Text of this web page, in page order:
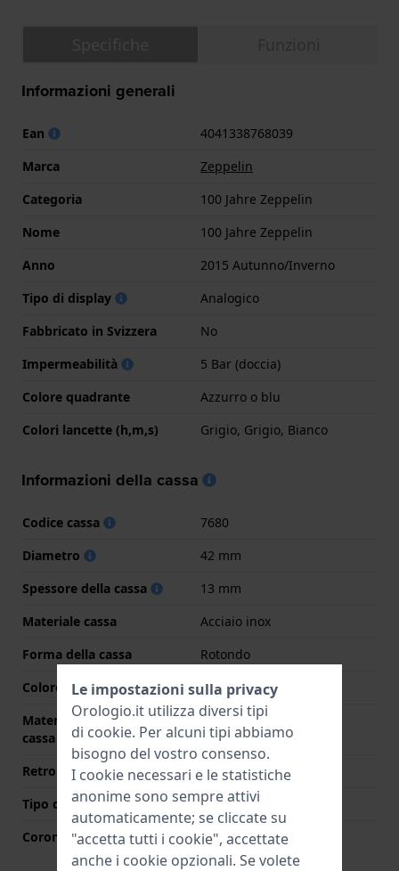
Informazioni generali
Ean
4041338768039
Marca
Zeppelin
Categoria
100 Jahre Zeppelin
Nome
100 Jahre Zeppelin
Anno
2015 Autunno/Inverno
Tipo di display
Analogico
Fabbricato in Svizzera
No
Impermeabilità
5 Bar (doccia)
Colore quadrante
Azzurro o blu
Colori lancette (h,m,s)
Grigio, Grigio, Bianco
Informazioni della cassa
Codice cassa
7680
Diametro
42 mm
Spessore della cassa
13 mm
Materiale cassa
Acciaio inox
Forma della cassa
Rotondo
Colore della cassa
Argento
Materiale del retro della
cassa
Acciaio inox
Retro cassa
Coperchio a pressione
Tipo di vetro
Minerale
Corona
Corona da estrarre
Le impostazioni sulla privacy
Orologio.it utilizza diversi tipi
di cookie. Per alcuni tipi abbiamo
bisogno del vostro consenso.
I cookie necessari e le statistiche
anonime sono sempre attivi
automaticamente; se cliccate su
"accetta tutti i cookie", accettate
anche i cookie opzionali. Se volete